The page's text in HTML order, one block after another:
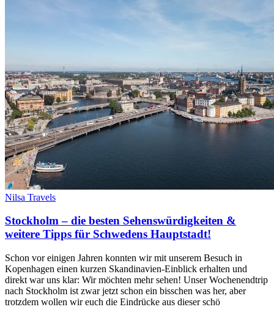
Nilsa Travels
Stockholm – die besten Sehenswürdigkeiten &
weitere Tipps für Schwedens Hauptstadt!
Schon vor einigen Jahren konnten wir mit unserem Besuch in
Kopenhagen einen kurzen Skandinavien-Einblick erhalten und
direkt war uns klar: Wir möchten mehr sehen! Unser Wochenendtrip
nach Stockholm ist zwar jetzt schon ein bisschen was her, aber
trotzdem wollen wir euch die Eindrücke aus dieser schö